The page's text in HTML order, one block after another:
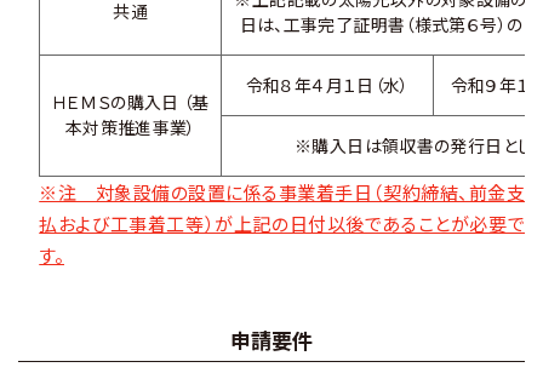
共通
日は、工事完了証明書（様式第６号）の日
ＨＥＭＳの購入日 （基
本対策推進事業）
令和８年４月１日（水） 令和９年１
※購入日は領収書の発行日としま
※注 対象設備の設置に係る事業着手日（契約締結、前金支
払および工事着工等）が上記の日付以後であることが必要で
す。
申請要件